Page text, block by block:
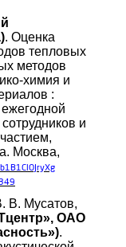
. Оценка
тепловых
методов
химия и
:
и
Москва,
В. Мусатов,
ОАО
.